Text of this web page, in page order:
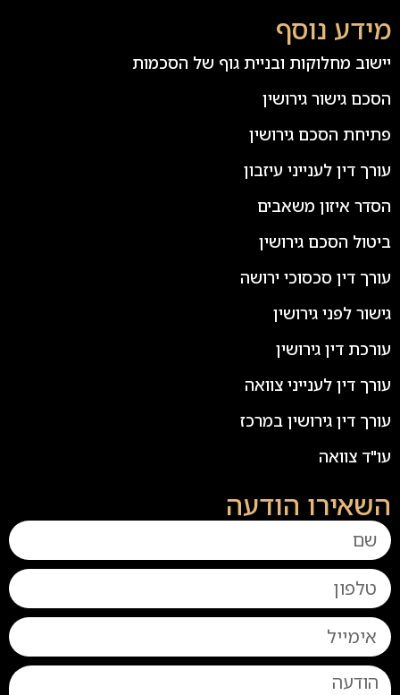
מידע נוסף
יישוב מחלוקות ובניית גוף של הסכמות
הסכם גישור גירושין
פתיחת הסכם גירושין
עורך דין לענייני עיזבון
הסדר איזון משאבים
ביטול הסכם גירושין
עורך דין סכסוכי ירושה
גישור לפני גירושין
עורכת דין גירושין
עורך דין לענייני צוואה
עורך דין גירושין במרכז
עו"ד צוואה
השאירו הודעה